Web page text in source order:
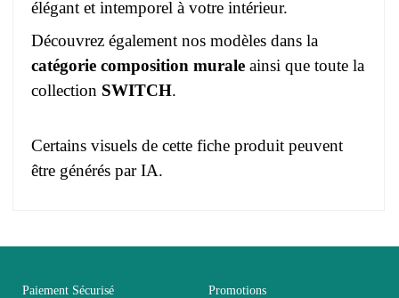
élégant et intemporel à votre intérieur.
Découvrez également nos modèles dans la
catégorie composition murale ainsi que toute la
collection SWITCH.
Certains visuels de cette fiche produit peuvent
être générés par IA.
Age Adulte
Vous devez vous connecter pour laisser un avis
Paiement Sécurisé
Promotions